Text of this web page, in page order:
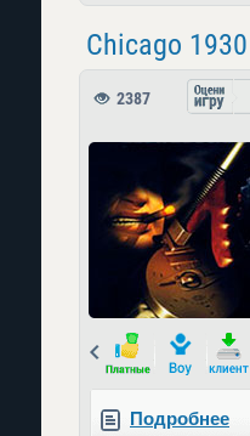
Chicago 1930
2387
Prev
Подробнее